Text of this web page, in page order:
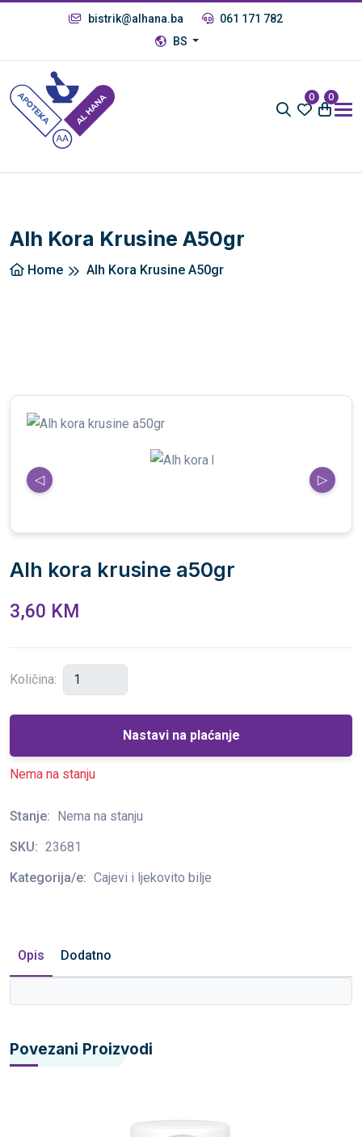
bistrik@alhana.ba
061 171 782
BS
0 0
Alh Kora Krusine A50gr
Home Alh Kora Krusine A50gr
◁ ▷
Alh kora krusine a50gr
3,60 KM
Količina:
Nastavi na plaćanje
Nema na stanju
Stanje: Nema na stanju
SKU: 23681
Kategorija/e: Cajevi i ljekovito bilje
Opis Dodatno
Povezani Proizvodi